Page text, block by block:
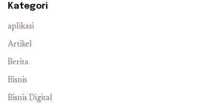
Kategori
aplikasi
Artikel
Berita
Bisnis
Bisnis Digital